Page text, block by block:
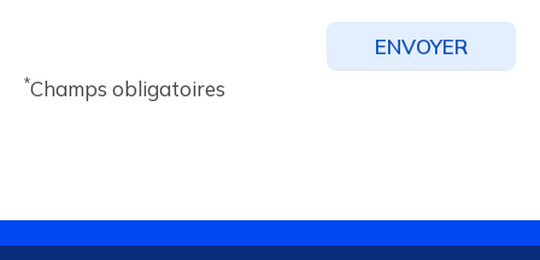
*Champs obligatoires